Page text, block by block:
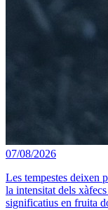
07/08/2026
Les tempestes deixen
la intensitat dels
significatius en fruita